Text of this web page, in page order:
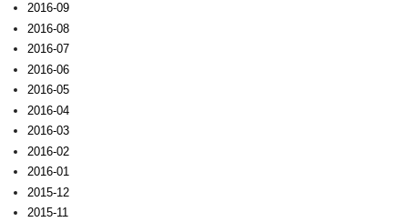
2016-09
2016-08
2016-07
2016-06
2016-05
2016-04
2016-03
2016-02
2016-01
2015-12
2015-11